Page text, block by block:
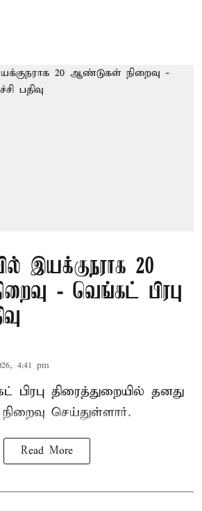
இயக்குநராக 20
- வெங்கட் பிரபு
4:41 pm
திரைத்துறையில் தனது
செய்துள்ளார்.
Read More